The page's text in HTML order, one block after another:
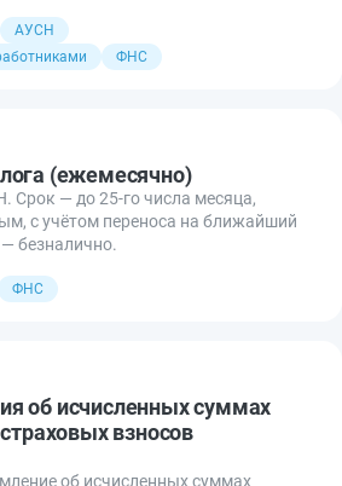
АУСН
ФНС
(ежемесячно)
Срок — до 25-го числа месяца,
с учётом переноса на ближайший
безналично.
ФНС
об исчисленных суммах
взносов
об исчисленных суммах